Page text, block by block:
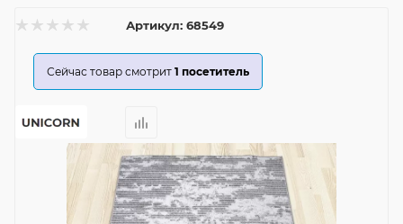
Артикул: 68549
Сейчас товар смотрит 1 посетитель